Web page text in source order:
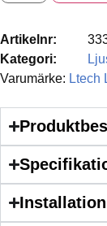
Artikelnr:
Kategori:
Varumärke: Ltech
Installation